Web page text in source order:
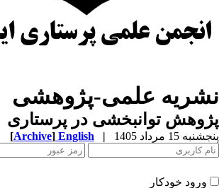
علمی-پژوهشی
توانبخشی در پرستاری
15 مرداد 1405 |
English
[Archive]
ورود خودکار